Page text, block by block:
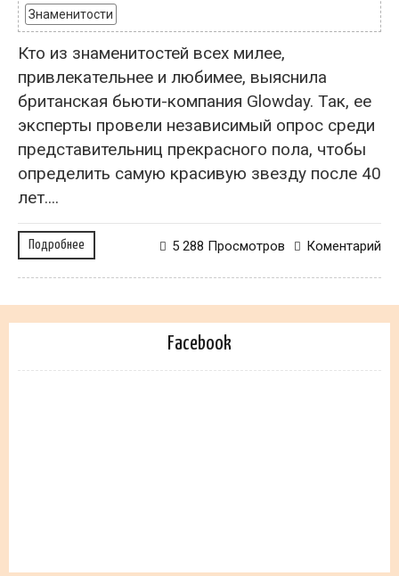
Знаменитости
Кто из знаменитостей всех милее,
привлекательнее и любимее, выяснила
британская бьюти-компания Glowday. Так, ее
эксперты провели независимый опрос среди
представительниц прекрасного пола, чтобы
определить самую красивую звезду после 40
лет....
Подробнее Коментарий
5 288 Просмотров
Facebook